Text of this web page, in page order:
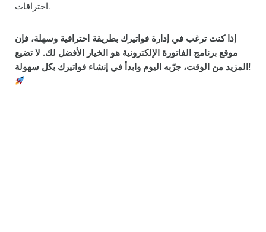
اختراقات.
إذا كنت ترغب في إدارة فواتيرك بطريقة احترافية وسهلة، فإن
موقع برنامج الفاتورة الإلكترونية هو الخيار الأفضل لك. لا تضيع
المزيد من الوقت، جرّبه اليوم وابدأ في إنشاء فواتيرك بكل سهولة!